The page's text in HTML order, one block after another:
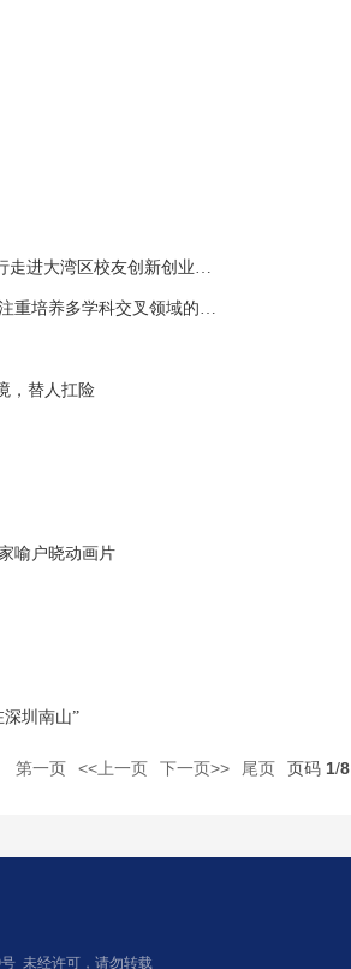
【潮新闻】服务大湾区、助力“双一流”：“创新创业看浙大”主题调研行走进大湾区校友创新创业现场
【潮新闻】光启创始人、浙大校友刘若鹏：从学科交叉角度来看，应注重培养多学科交叉领域的人才
，替人扛险
喻户晓动画片
圳南山”
第一页 <<上一页 下一页>> 尾页 页码 1/8
未经许可，请勿转载